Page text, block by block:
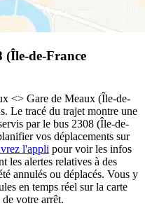
(Île-de-France
<> Gare de Meaux (Île-de-
Le tracé du trajet montre une
par le bus 2308 (Île-de-
vos déplacements sur
l'appli pour voir les infos
les alertes relatives à des
annulés ou déplacés. Vous y
en temps réel sur la carte
votre arrêt.